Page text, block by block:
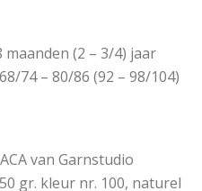
maanden (2 – 3/4) jaar
74 – 80/86 (92 – 98/104)
van Garnstudio
gr. kleur nr. 100, naturel